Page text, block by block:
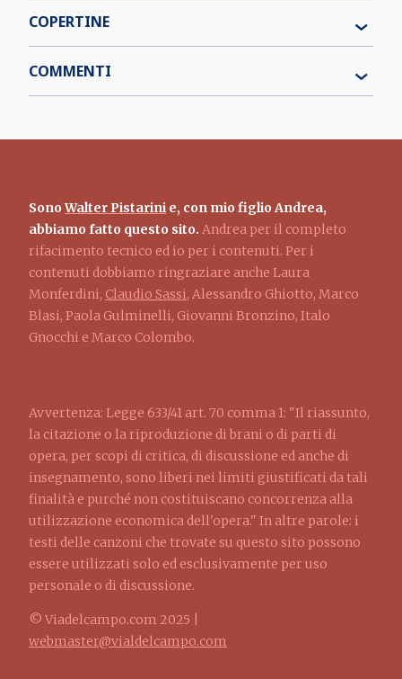
COPERTINE
COMMENTI
SonoWalter Pistarini e, con mio figlio Andrea,
abbiamo fatto questo sito. Andrea per il completo
rifacimento tecnico ed io per i contenuti. Per i
contenuti dobbiamo ringraziare anche Laura
Monferdini, Claudio Sassi, Alessandro Ghiotto, Marco
Blasi, Paola Gulminelli, Giovanni Bronzino, Italo
Gnocchi e Marco Colombo.
Avvertenza: Legge 633/41 art. 70 comma 1: "Il riassunto,
la citazione o la riproduzione di brani o di parti di
opera, per scopi di critica, di discussione ed anche di
insegnamento, sono liberi nei limiti giustificati da tali
finalità e purché non costituiscano concorrenza alla
utilizzazione economica dell'opera." In altre parole: i
testi delle canzoni che trovate su questo sito possono
essere utilizzati solo ed esclusivamente per uso
personale o di discussione.
© Viadelcampo.com 2025 |
webmaster@vialdelcampo.com